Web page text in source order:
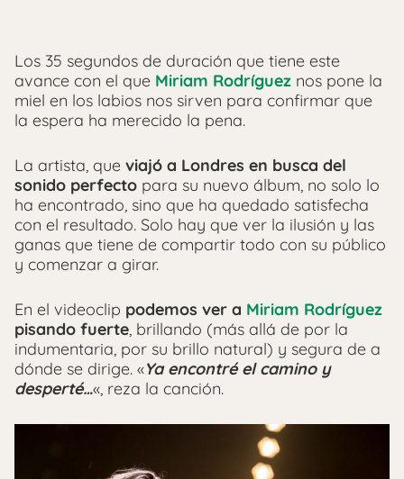
Los 35 segundos de duración que tiene este
avance con el que Miriam Rodríguez nos pone la
miel en los labios nos sirven para confirmar que
la espera ha merecido la pena.
La artista, que viajó a Londres en busca del
sonido perfecto para su nuevo álbum, no solo lo
ha encontrado, sino que ha quedado satisfecha
con el resultado. Solo hay que ver la ilusión y las
ganas que tiene de compartir todo con su público
y comenzar a girar.
En el videoclip podemos ver a Miriam Rodríguez
pisando fuerte, brillando (más allá de por la
indumentaria, por su brillo natural) y segura de a
dónde se dirige. «Ya encontré el camino y
desperté…«, reza la canción.